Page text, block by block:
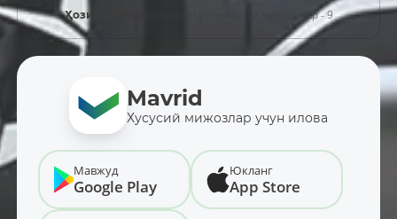
Ҳозир сайтда: меҳмонлар - 9
Mavrid
Хусусий мижозлар учун илова
Мавжуд
Google Play
Юкланг
App Store